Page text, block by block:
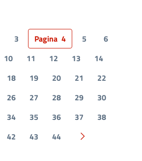
3 Pagina 4 5
6
10 11 12 13
14
18 19 20 21
22
26 27 28 29
30
34 35 36 37
38
42 43 44 Pagina